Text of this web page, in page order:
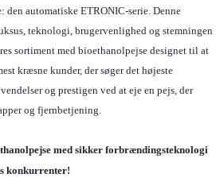
den automatiske ETRONIC-serie. Denne
teknologi, brugervenlighed og stemningen
sortiment med bioethanolpejse designet til at
kræsne kunder, der søger det højeste
og prestigen ved at eje en pejs, der
og fjernbetjening.
med sikker forbrændingsteknologi
konkurrenter!